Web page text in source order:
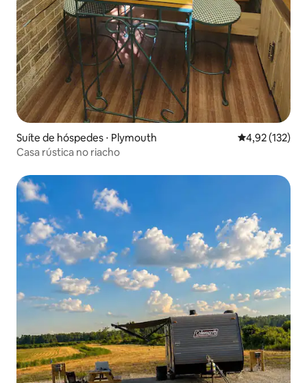
Suíte de hóspedes ⋅ Plymouth 4,92 de uma
4,92 (132)
Casa rústica no riacho